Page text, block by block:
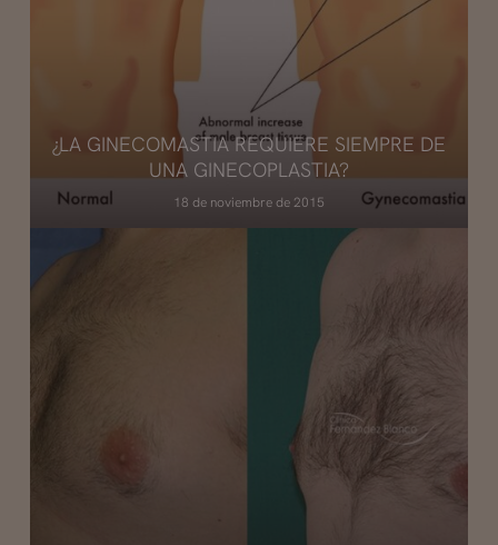
¿LA GINECOMASTIA REQUIERE SIEMPRE DE
UNA GINECOPLASTIA?
18 de noviembre de 2015